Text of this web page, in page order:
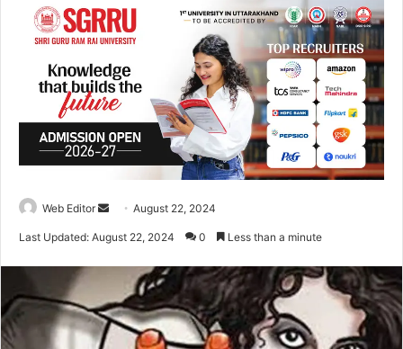
Web Editor
n
August 22, 2024
Last Updated: August 22, 2024 0 Less than a minute